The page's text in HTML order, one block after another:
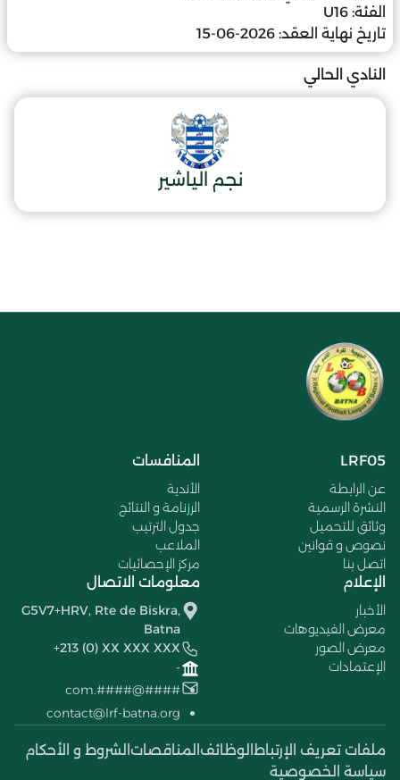
الفئة: U16
تاريخ نهاية العقد: 2026-06-15
النادي الحالي
نجم الياشير
LRF05
عن الرابطة
النشرة الرسمية
وثائق للتحميل
نصوص و قوانين
اتصل بنا
المنافسات
الأندية
الرزنامة و النتائج
جدول الترتيب
الملاعب
مركز الإحصائيات
الإعلام
الأخبار
معرض الفيديوهات
معرض الصور
الإعتمادات
معلومات الاتصال
G5V7+HRV, Rte de Biskra,
Batna
+213 (0) XX XXX XXX
-
####@####.com
contact@lrf-batna.org
ملفات تعريف الإرتباط الوظائف المناقصات الشروط و الأحكام
سياسة الخصوصية